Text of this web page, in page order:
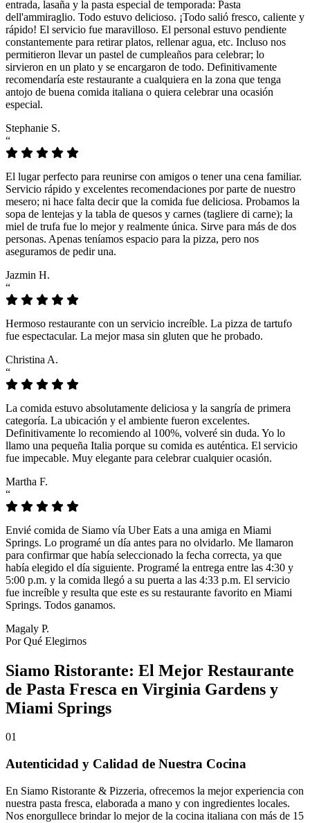
entrada, lasaña y la pasta especial de temporada: Pasta
dell'ammiraglio. Todo estuvo delicioso. ¡Todo salió fresco, caliente y
rápido! El servicio fue maravilloso. El personal estuvo pendiente
constantemente para retirar platos, rellenar agua, etc. Incluso nos
permitieron llevar un pastel de cumpleaños para celebrar; lo
sirvieron en un plato y se encargaron de todo. Definitivamente
recomendaría este restaurante a cualquiera en la zona que tenga
antojo de buena comida italiana o quiera celebrar una ocasión
especial.
Stephanie S.
“
El lugar perfecto para reunirse con amigos o tener una cena familiar.
Servicio rápido y excelentes recomendaciones por parte de nuestro
mesero; ni hace falta decir que la comida fue deliciosa. Probamos la
sopa de lentejas y la tabla de quesos y carnes (tagliere di carne); la
miel de trufa fue lo mejor y realmente única. Sirve para más de dos
personas. Apenas teníamos espacio para la pizza, pero nos
aseguramos de pedir una.
Jazmin H.
“
Hermoso restaurante con un servicio increíble. La pizza de tartufo
fue espectacular. La mejor masa sin gluten que he probado.
Christina A.
“
La comida estuvo absolutamente deliciosa y la sangría de primera
categoría. La ubicación y el ambiente fueron excelentes.
Definitivamente lo recomiendo al 100%, volveré sin duda. Yo lo
llamo una pequeña Italia porque su comida es auténtica. El servicio
fue impecable. Muy elegante para celebrar cualquier ocasión.
Martha F.
“
Envié comida de Siamo vía Uber Eats a una amiga en Miami
Springs. Lo programé un día antes para no olvidarlo. Me llamaron
para confirmar que había seleccionado la fecha correcta, ya que
había elegido el día siguiente. Programé la entrega entre las 4:30 y
5:00 p.m. y la comida llegó a su puerta a las 4:33 p.m. El servicio
fue increíble y resulta que este es su restaurante favorito en Miami
Springs. Todos ganamos.
Magaly P.
Por Qué Elegirnos
Siamo Ristorante: El Mejor Restaurante
de Pasta Fresca en Virginia Gardens y
Miami Springs
01
Autenticidad y Calidad de Nuestra Cocina
En Siamo Ristorante & Pizzeria, ofrecemos la mejor experiencia con
nuestra pasta fresca, elaborada a mano y con ingredientes locales.
Nos enorgullece brindar lo mejor de la cocina italiana con más de 15